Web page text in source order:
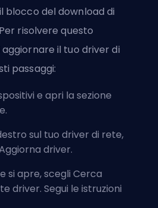
blocco del download di
risolvere questo
il tuo driver di
passaggi:
e apri la sezione
sul tuo driver di rete,
driver.
si apre, scegli Cerca
driver. Segui le istruzioni